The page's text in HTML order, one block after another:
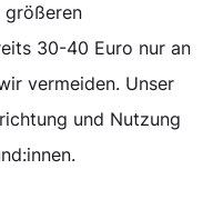
größeren
30-40 Euro nur an
vermeiden. Unser
und Nutzung